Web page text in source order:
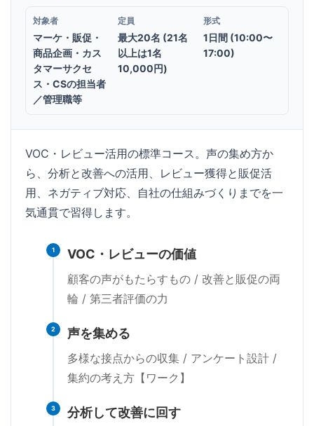
対象者
マーケ・販促・
商品企画・カス
タマーサクセ
ス・CSの担当者
／管理職等
定員
最大20名 (21名
以上は1名
10,000円)
形式
1日間 (10:00〜
17:00)
VOC・レビュー活用の標準コース。声の集め方か
ら、分析と改善への活用、レビュー獲得と販促活
用、ネガティブ対応、自社の仕組みづくりまでを一
気通貫で習得します。
1 VOC・レビューの価値
顧客の声がもたらすもの / 改善と販促の両
輪 / 第三者評価の力
2 声を集める
多様な接点からの収集 / アンケート設計 /
集約の考え方【ワーク】
3 分析して改善に回す